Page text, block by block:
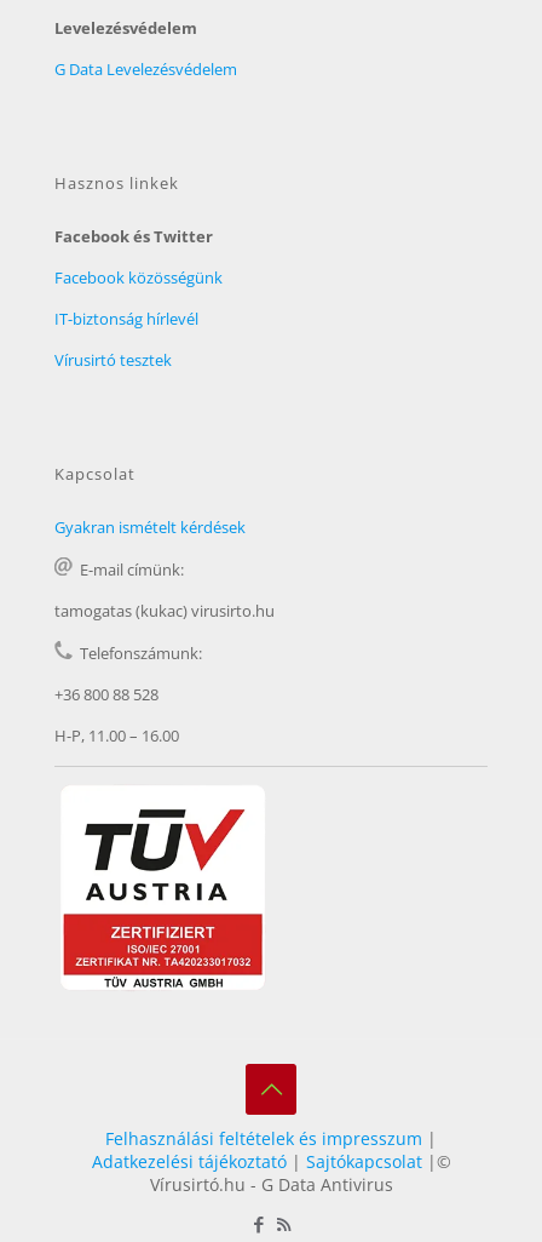
Levelezésvédelem
G Data Levelezésvédelem
Hasznos linkek
Facebook és Twitter
Facebook közösségünk
IT-biztonság hírlevél
Vírusirtó tesztek
Kapcsolat
Gyakran ismételt kérdések
E-mail címünk:
tamogatas (kukac) virusirto.hu
Telefonszámunk:
+36 800 88 528
H-P, 11.00 – 16.00
Felhasználási feltételek és impresszum |
Adatkezelési tájékoztató| Sajtókapcsolat|©
Vírusirtó.hu - G Data Antivirus